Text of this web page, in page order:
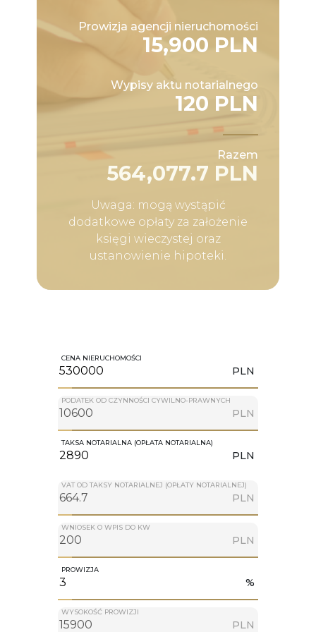
Prowizja agencji nieruchomości
15,900 PLN
Wypisy aktu notarialnego
120 PLN
Razem
564,077.7 PLN
Uwaga: mogą wystąpić
dodatkowe opłaty za założenie
księgi wieczystej oraz
ustanowienie hipoteki.
CENA NIERUCHOMOŚCI
PLN
PODATEK OD CZYNNOŚCI CYWILNO-PRAWNYCH
PLN
TAKSA NOTARIALNA (OPŁATA NOTARIALNA)
PLN
VAT OD TAKSY NOTARIALNEJ (OPŁATY NOTARIALNEJ)
PLN
WNIOSEK O WPIS DO KW
PLN
PROWIZJA
%
WYSOKOŚĆ PROWIZJI
PLN